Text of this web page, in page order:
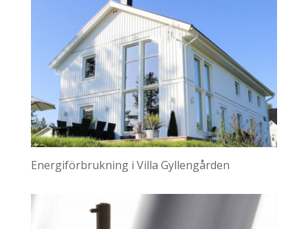
Energiförbrukning i Villa Gyllengården